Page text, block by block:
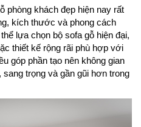
phòng khách đẹp hiện nay rất
kích thước và phong cách
lựa chọn bộ sofa gỗ hiện đại,
thiết kế rộng rãi phù hợp với
góp phần tạo nên không gian
sang trọng và gần gũi hơn trong